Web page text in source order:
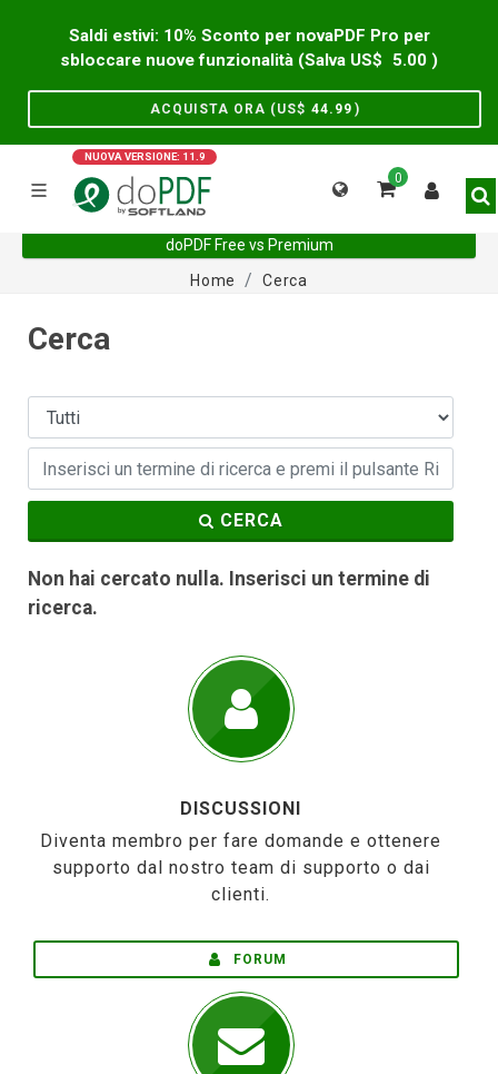
Saldi estivi: 10% Sconto per novaPDF Pro per
sbloccare nuove funzionalità (Salva US$
5.00 )
ACQUISTA ORA (US$ 44.99 )
NUOVA VERSIONE: 11.9
0
doPDF Free vs Premium
Home
Cerca
Cerca
CERCA
Non hai cercato nulla. Inserisci un termine di
ricerca.
DISCUSSIONI
Diventa membro per fare domande e ottenere
supporto dal nostro team di supporto o dai
clienti.
FORUM